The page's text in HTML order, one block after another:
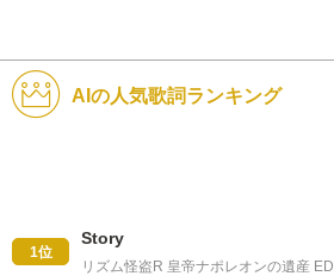
AIの人気歌詞ランキング
1位
Story
リズム怪盗R 皇帝ナポレオンの遺産 ED